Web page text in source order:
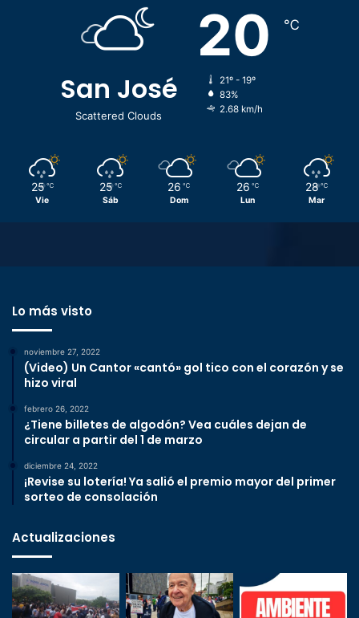
San José
Scattered Clouds
20 ℃
21º - 19º
83%
2.68 km/h
25 ℃
Vie
25 ℃
Sáb
26 ℃
Dom
26 ℃
Lun
28 ℃
Mar
Lo más visto
noviembre 27, 2022
(Video) Un Cantor «cantó» gol tico con el corazón y se
hizo viral
febrero 26, 2022
¿Tiene billetes de algodón? Vea cuáles dejan de
circular a partir del 1 de marzo
diciembre 24, 2022
¡Revise su lotería! Ya salió el premio mayor del primer
sorteo de consolación
Actualizaciones